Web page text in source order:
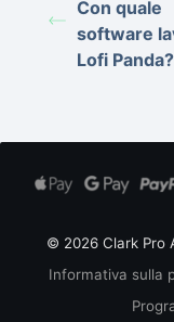
Con quale
software
Lofi Panda?
© 2026 Clark Pro
Informativa sulla